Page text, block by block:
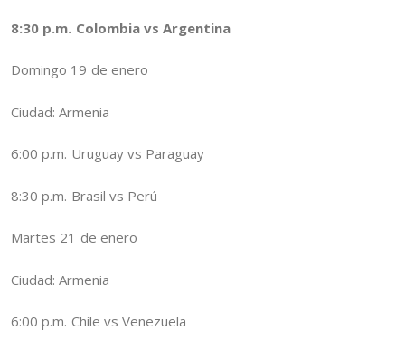
8:30 p.m. Colombia vs Argentina
Domingo 19 de enero
Ciudad: Armenia
6:00 p.m. Uruguay vs Paraguay
8:30 p.m. Brasil vs Perú
Martes 21 de enero
Ciudad: Armenia
6:00 p.m. Chile vs Venezuela